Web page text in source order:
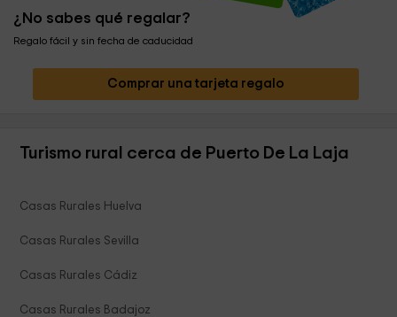
¿No sabes qué regalar?
Regalo fácil y sin fecha de caducidad
Comprar una tarjeta regalo
Turismo rural cerca de Puerto De La Laja
Casas Rurales Huelva
Casas Rurales Sevilla
Casas Rurales Cádiz
Casas Rurales Badajoz